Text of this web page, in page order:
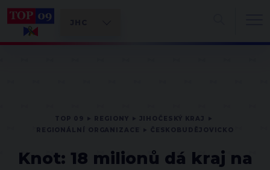
Knot: 18 milionů dá kraj na